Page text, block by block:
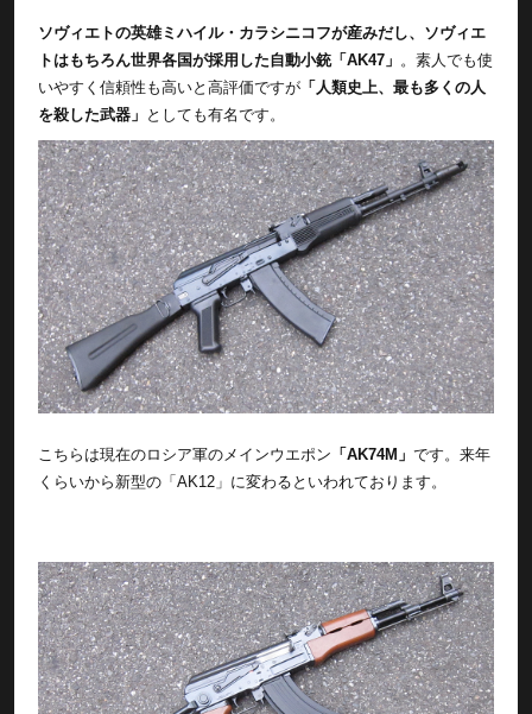
ソヴィエトの英雄ミハイル・カラシニコフが産みだし、ソヴィエ
トはもちろん世界各国が採用した自動小銃「AK47」 。素人でも使
いやすく信頼性も高いと高評価ですが 「人類史上、最も多くの人
を殺した武器」 としても有名です。
こちらは現在のロシア軍のメインウエポン 「AK74M」 です。来年
くらいから新型の「AK12」に変わるといわれております。